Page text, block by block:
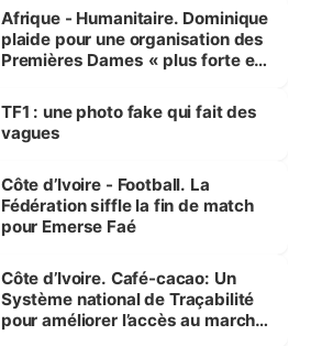
Afrique - Humanitaire. Dominique
plaide pour une organisation des
Premières Dames « plus forte et
sur la scène internationale »
TF1 : une photo fake qui fait des
vagues
Côte d’Ivoire - Football. La
Fédération siffle la fin de match
pour Emerse Faé
Côte d’Ivoire. Café-cacao: Un
Système national de Traçabilité
pour améliorer l’accès au marché